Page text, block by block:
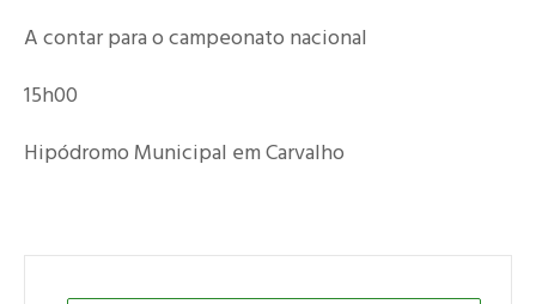
A contar para o campeonato nacional
15h00
Hipódromo Municipal em Carvalho